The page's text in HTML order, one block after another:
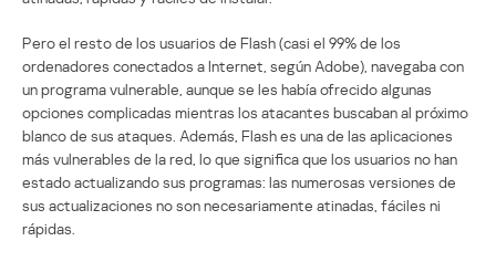
Pero el resto de los usuarios de Flash (casi el 99% de los
ordenadores conectados a Internet, según Adobe), navegaba con
un programa vulnerable, aunque se les había ofrecido algunas
opciones complicadas mientras los atacantes buscaban al próximo
blanco de sus ataques. Además, Flash es una de las aplicaciones
más vulnerables de la red, lo que significa que los usuarios no han
estado actualizando sus programas: las numerosas versiones de
sus actualizaciones no son necesariamente atinadas, fáciles ni
rápidas.